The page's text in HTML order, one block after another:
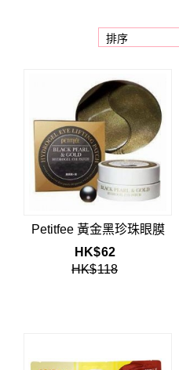
貨幣
語言
Petitfee 黃金黑珍珠眼膜
HK$62
HK$118